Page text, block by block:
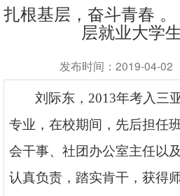
扎根基层，奋斗青春
层就业大学
发布时间：2019-04-
刘际东， 2013年考入三
专业，在校期间，先后担任
会干事、社团办公室主任以
认真负责，踏实肯干，获得